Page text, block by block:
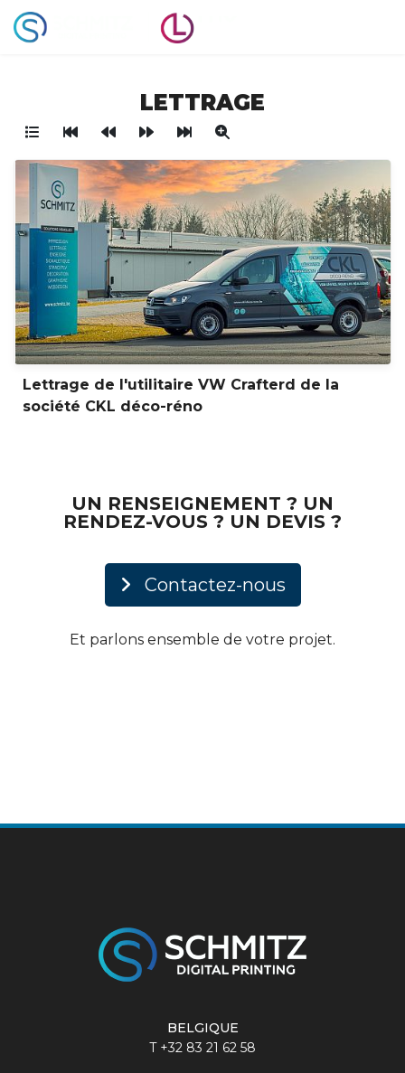
LETTRAGE
Lettrage de l'utilitaire VW Crafterd de la
société CKL déco-réno
UN RENSEIGNEMENT ? UN
RENDEZ-VOUS ? UN DEVIS ?
Contactez-nous
Et parlons ensemble de votre projet.
BELGIQUE
T +32 83 21 62 58